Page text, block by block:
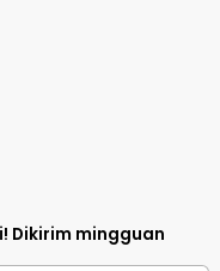
Dikirim mingguan